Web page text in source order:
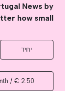
News by
how small
יחיד
2.50 € / month